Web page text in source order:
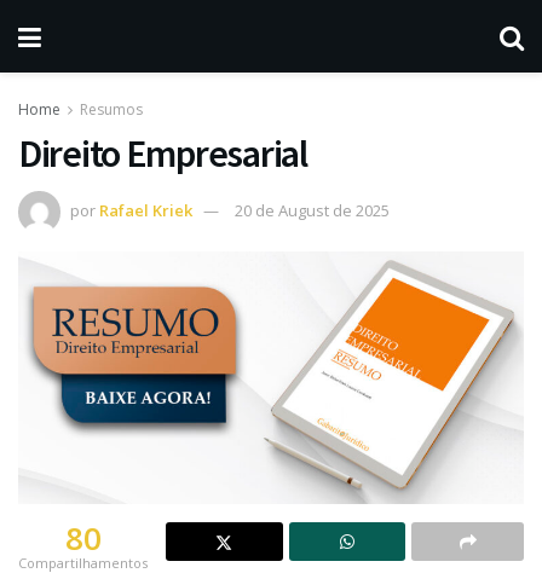
Home Resumos
Direito Empresarial
por Rafael Kriek 20 de August de 2025
80
Compartilhamentos